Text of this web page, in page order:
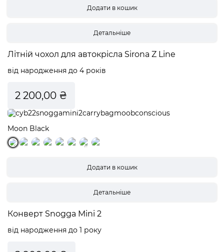
Детальніше
Літній чохол для aвтокрісла Sirona Z Line
від народження до 4 років
2 200,00 ₴
Moon Black
Детальніше
Конверт Snogga Mini 2
від народження до 1 року